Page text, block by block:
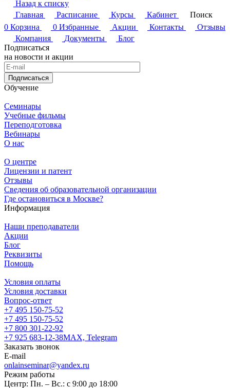
Назад к списку
Главная
Расписание Курсы Кабинет
Поиск
0 Корзина 0 Избранные Акции Контакты
Отзывы
Компания
Документы
Блог
Подписаться
на новости и акции
Подписаться
Обучение
Семинары
Учебные фильмы
Переподготовка
Вебинары
О нас
О центре
Лицензии и патент
Отзывы
Сведения об образовательной организации
Где остановиться в Москве?
Информация
Наши преподаватели
Акции
Блог
Реквизиты
Помощь
Условия оплаты
Условия доставки
Вопрос-ответ
+7 495 150-75-52
+7 495 150-75-52
+7 800 301-22-92
+7 925 683-12-38MAX, Telegram
Заказать звонок
E-mail
onlainseminar@yandex.ru
Режим работы
Центр: Пн. – Вс.: с 9:00 до 18:00